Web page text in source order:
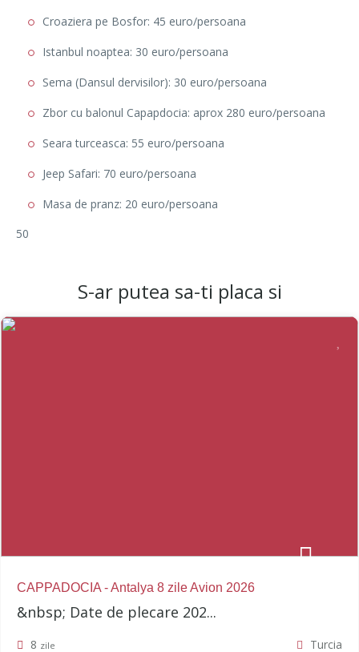
Croaziera pe Bosfor: 45 euro/persoana
Istanbul noaptea: 30 euro/persoana
Sema (Dansul dervisilor): 30 euro/persoana
Zbor cu balonul Capapdocia: aprox 280 euro/persoana
Seara turceasca: 55 euro/persoana
Jeep Safari: 70 euro/persoana
Masa de pranz: 20 euro/persoana
50
S-ar putea sa-ti placa si
CAPPADOCIA - Antalya 8 zile Avion 2026
&nbsp; Date de plecare 202...
8 zile Turcia